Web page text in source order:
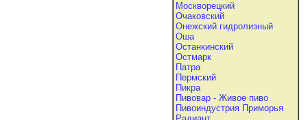
Москворецкий
Очаковский
Онежский гидролизный
Оша
Останкинский
Остмарк
Патра
Пермский
Пикра
Пивовар - Живое пиво
Пивоиндустрия Приморья